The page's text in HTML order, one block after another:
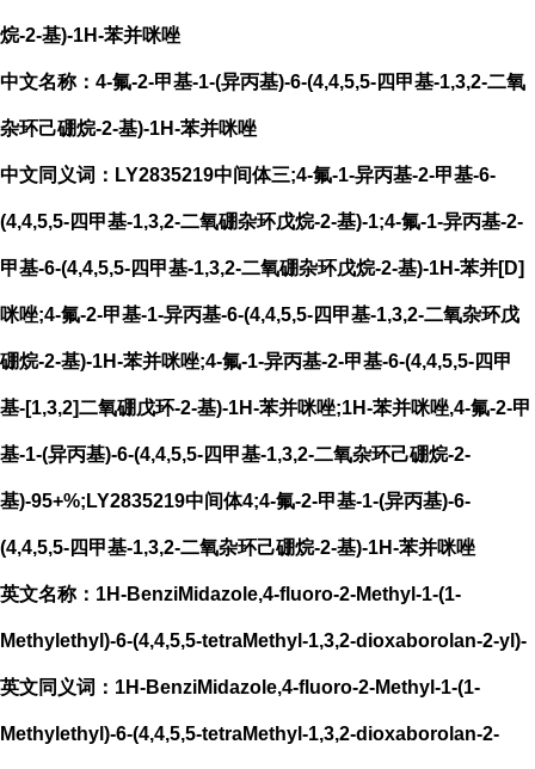
烷-2-基)-1H-苯并咪唑
中文名称：4-氟-2-甲基-1-(异丙基)-6-(4,4,5,5-四甲基-1,3,2-二氧
杂环己硼烷-2-基)-1H-苯并咪唑
中文同义词：LY2835219中间体三;4-氟-1-异丙基-2-甲基-6-
(4,4,5,5-四甲基-1,3,2-二氧硼杂环戊烷-2-基)-1;4-氟-1-异丙基-2-
甲基-6-(4,4,5,5-四甲基-1,3,2-二氧硼杂环戊烷-2-基)-1H-苯并[D]
咪唑;4-氟-2-甲基-1-异丙基-6-(4,4,5,5-四甲基-1,3,2-二氧杂环戊
硼烷-2-基)-1H-苯并咪唑;4-氟-1-异丙基-2-甲基-6-(4,4,5,5-四甲
基-[1,3,2]二氧硼戊环-2-基)-1H-苯并咪唑;1H-苯并咪唑,4-氟-2-甲
基-1-(异丙基)-6-(4,4,5,5-四甲基-1,3,2-二氧杂环己硼烷-2-
基)-95+%;LY2835219中间体4;4-氟-2-甲基-1-(异丙基)-6-
(4,4,5,5-四甲基-1,3,2-二氧杂环己硼烷-2-基)-1H-苯并咪唑
英文名称：1H-BenziMidazole,4-fluoro-2-Methyl-1-(1-
Methylethyl)-6-(4,4,5,5-tetraMethyl-1,3,2-dioxaborolan-2-yl)-
英文同义词：1H-BenziMidazole,4-fluoro-2-Methyl-1-(1-
Methylethyl)-6-(4,4,5,5-tetraMethyl-1,3,2-dioxaborolan-2-